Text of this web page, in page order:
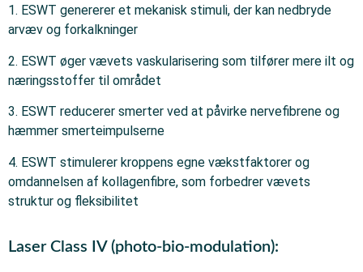
1. ESWT genererer et mekanisk stimuli, der kan nedbryde
arvæv og forkalkninger
2. ESWT øger vævets vaskularisering som tilfører mere ilt og
næringsstoffer til området
3. ESWT reducerer smerter ved at påvirke nervefibrene og
hæmmer smerteimpulserne
4. ESWT stimulerer kroppens egne vækstfaktorer og
omdannelsen af kollagenfibre, som forbedrer vævets
struktur og fleksibilitet
Laser Class IV (photo-bio-modulation):